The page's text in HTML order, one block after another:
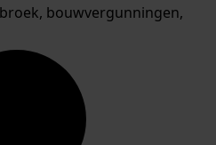
bouwvergunningen,